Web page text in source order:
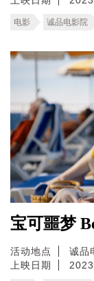
电影 诚品电影院
宝可噩梦
活动地点
诚品
上映日期